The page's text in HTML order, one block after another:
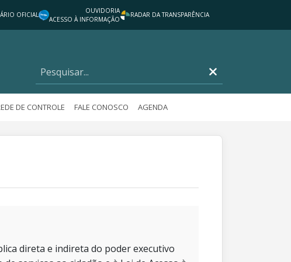
OFICIAL
OUVIDORIA
ACESSO À INFORMAÇÃO
RADAR DA TRANSPARÊNCIA
DE CONTROLE FALE CONOSCO AGENDA
direta e indireta do poder executivo